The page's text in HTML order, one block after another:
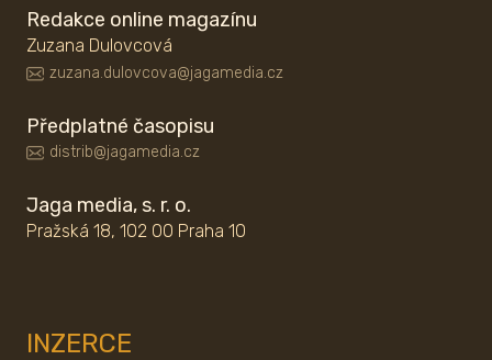
Redakce online magazínu
Zuzana Dulovcová
zuzana.dulovcova@jagamedia.cz
Předplatné časopisu
distrib@jagamedia.cz
Jaga media, s. r. o.
Pražská 18, 102 00 Praha 10
INZERCE